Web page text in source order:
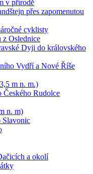
v přírodě
přes zapomenutou
cyklisty
Oslednice
Dyji do královského
Vydří a Nové Říše
m n. m.)
Rudolce
n. m)
Slavonic
a okolí